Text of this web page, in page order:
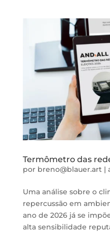
Termômetro das
por breno@blauer.art |
Uma análise sobre o
repercussão em
ano de 2026 já se
alta sensibilidade